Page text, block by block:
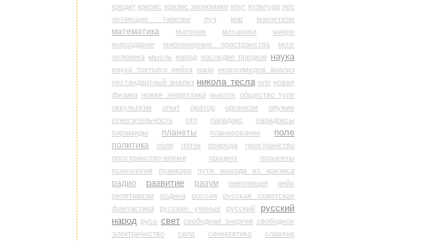
кредит кризис кризис экономики круг культура лес
летающие тарелки
луч маг магнетизм
математика материя механика
микро
мироздание
многомерные пространства
мозг
человека мысль народ наследие предков наука
наука третьего рейха наци
неархимедов анализ
нестандартный анализ никола тесла нло новая
физика новая энергетика ньютон общество туле
оккультизм
опыт оратор организм
оружие
относительность
ото парадокс
парадоксы
пирамиды
планеты планирование
поле
политика
поля поток природа
пространство
пространство-время
процент
проценты
психология
пуанкаре пути выхода из кризиса
радио развитие разум революция
рейх
релятивизм
родина россия
русская советская
фантастика
русские ученые русский
русский
народ русь свет свободная энергия свободное
электричество
сила синергетика
славяне